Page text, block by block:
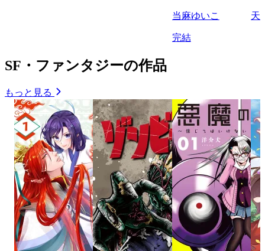
当麻ゆいこ
完結
天
SF・ファンタジーの作品
もっと見る